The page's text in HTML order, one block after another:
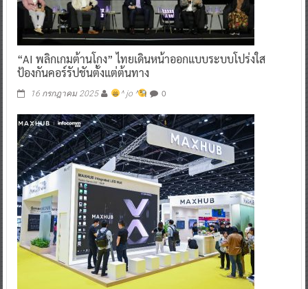
“AI พลิกเกมต้านโกง” ไทยเดินหน้าออกแบบระบบโปร่งใส
ป้องกันคอร์รัปชันตั้งแต่ต้นทาง
16 กรกฎาคม 2025 ^ jo ^ 0